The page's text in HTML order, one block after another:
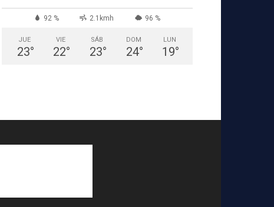
92 % 2.1kmh 96 %
JUE
23°
VIE
22°
SÁB
23°
DOM
24°
LUN
19°